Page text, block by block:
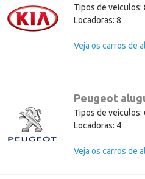
Tipos de veículos:
Locadoras: 8
Peugeot
Tipos de veículos:
Locadoras: 4